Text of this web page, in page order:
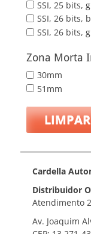
SSI, 25 bits,
SSI, 26 bits,
SSI, 26 bits,
Zona Morta
30mm
51mm
Cardella
Distribuidor
Atendimento
Av. Joaquim